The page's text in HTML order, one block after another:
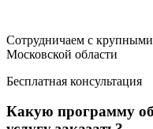
Сотрудничаем с
Московской области
Бесплатная консультация
Какую программу